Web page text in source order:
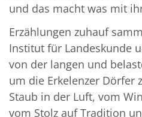
und das macht was mit
Erzählungen zuhauf
Institut für Landeskunde
von der langen und
um die Erkelenzer Dörfer
Staub in der Luft, vom
vom Stolz auf Tradition